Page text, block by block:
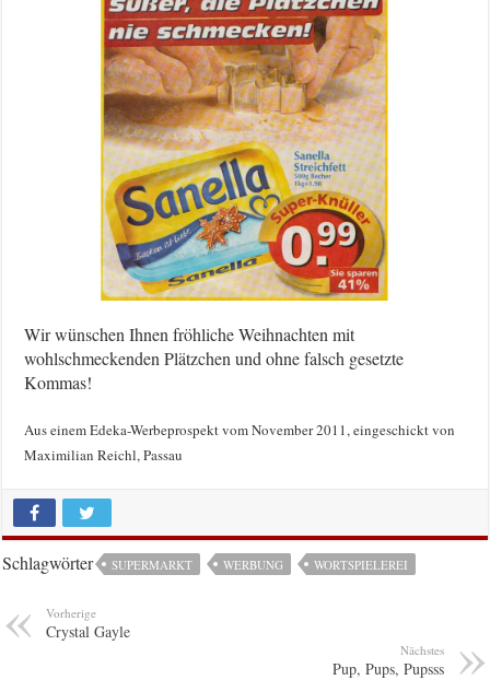
Wir wünschen Ihnen fröhliche Weihnachten mit
wohlschmeckenden Plätzchen und ohne falsch gesetzte
Kommas!
Aus einem Edeka-Werbeprospekt vom November 2011, eingeschickt von
Maximilian Reichl, Passau
Schlagwörter SUPERMARKT WERBUNG WORTSPIELEREI
Vorherige
Crystal Gayle
Nächstes
Pup, Pups, Pupsss